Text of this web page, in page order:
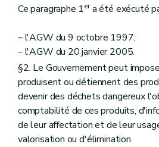
Ce paragraphe 1era été exécuté
– l'AGW du 9 octobre 1997;
– l'AGW du 20 janvier 2005.
§2. Le Gouvernement peut
produisent ou détiennent des
devenir des déchets dangereux
comptabilité de ces produits,
de leur affectation et de leur
valorisation ou d'élimination.